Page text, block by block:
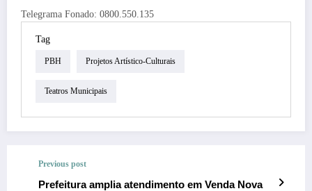
Telegrama Fonado: 0800.550.135
Tag
PBH Projetos Artístico-Culturais
Teatros Municipais
Previous post
Prefeitura amplia atendimento em Venda Nova